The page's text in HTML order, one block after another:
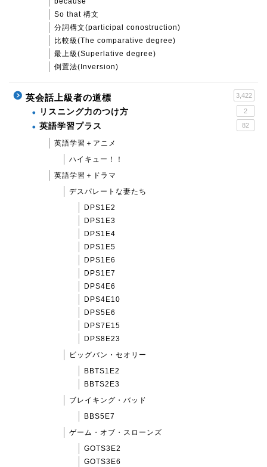
So that 構文
分詞構文(participal conostruction)
比較級(The comparative degree)
最上級(Superlative degree)
倒置法(Inversion)
英会話上級者の道標 3,422
リスニング力のつけ方 2
英語学習プラス 82
英語学習＋アニメ
ハイキュー！！
英語学習＋ドラマ
デスパレートな妻たち
DPS1E2
DPS1E3
DPS1E4
DPS1E5
DPS1E6
DPS1E7
DPS4E6
DPS4E10
DPS5E6
DPS7E15
DPS8E23
ビッグバン・セオリー
BBTS1E2
BBTS2E3
ブレイキング・バッド
BBS5E7
ゲーム・オブ・スローンズ
GOTS3E2
GOTS3E6